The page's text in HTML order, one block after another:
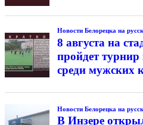
Новости Белорецка на
8 августа на
пройдет
среди мужских
Новости Белорецка на
В Инзере